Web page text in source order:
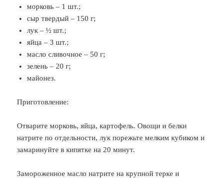
морковь – 1 шт.;
сыр твердый – 150 г;
лук – ½ шт.;
яйца – 3 шт.;
масло сливочное – 50 г;
зелень – 20 г;
майонез.
Приготовление:
Отварите морковь, яйца, картофель. Овощи и белки
натрите по отдельности, лук порежьте мелким кубиком и
замаринуйте в кипятке на 20 минут.
Замороженное масло натрите на крупной терке и